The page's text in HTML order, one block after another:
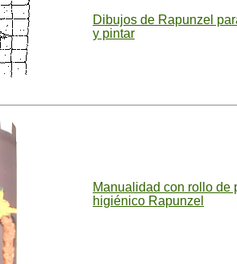
Dibujos de Rapunzel
y pintar
Manualidad con rollo de
higiénico Rapunzel